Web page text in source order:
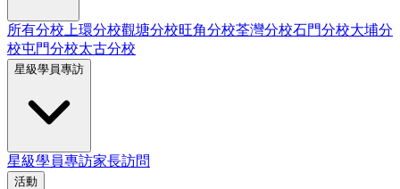
所有分校 上環分校觀塘分校旺角分校荃灣分校石門分校大埔分
校屯門分校太古分校
星級學員專訪
星級學員專訪家長訪問
活動